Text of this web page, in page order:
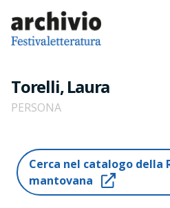
Torelli, Laura
PERSONA
Cerca nel catalogo della
mantovana